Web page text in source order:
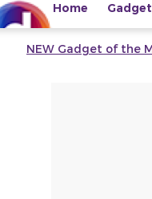
Home Gadget
NEW Gadget of the